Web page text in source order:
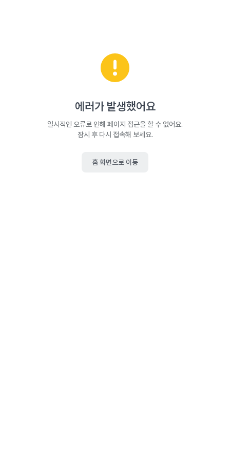
에러가 발생했어요
일시적인 오류로 인해 페이지 접근을 할 수 없어요.
잠시 후 다시 접속해 보세요.
홈 화면으로 이동